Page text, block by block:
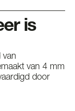
is
van
van 4 mm
door